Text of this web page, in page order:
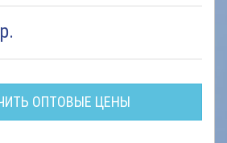
р.
ОПТОВЫЕ ЦЕНЫ